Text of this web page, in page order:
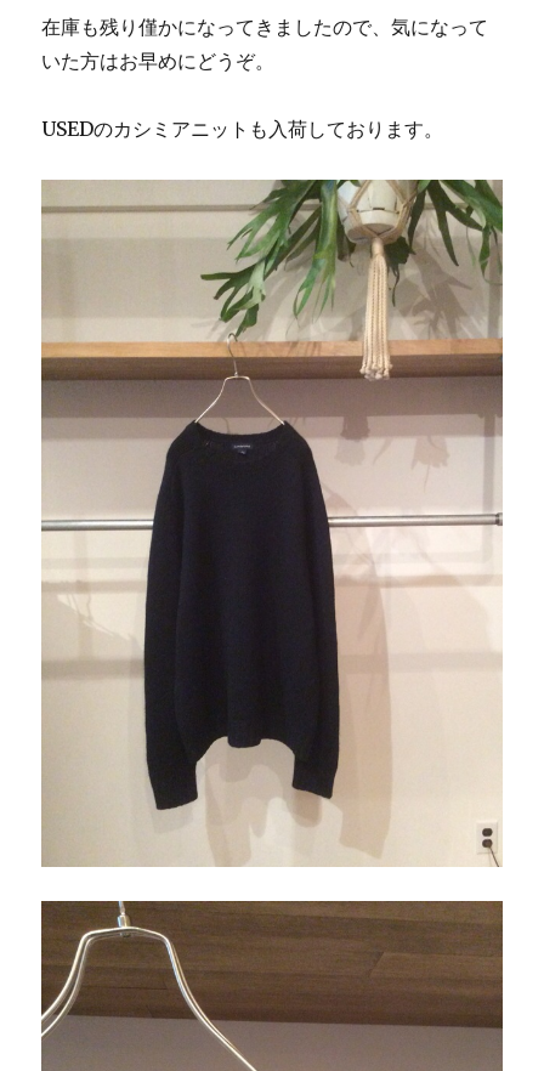
在庫も残り僅かになってきましたので、気になって
いた方はお早めにどうぞ。
USEDのカシミアニットも入荷しております。